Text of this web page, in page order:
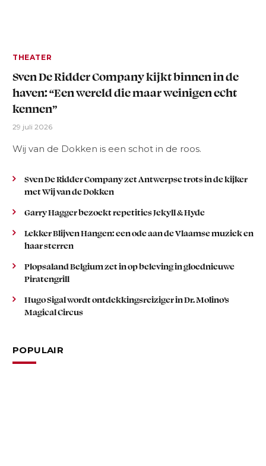
THEATER
Sven De Ridder Company kijkt binnen in de
haven: “Een wereld die maar weinigen echt
kennen”
29 juli 2026
Wij van de Dokken is een schot in de roos.
Sven De Ridder Company zet Antwerpse trots in de kijker
met Wij van de Dokken
Garry Hagger bezoekt repetities Jekyll & Hyde
Lekker Blijven Hangen: een ode aan de Vlaamse muziek en
haar sterren
Plopsaland Belgium zet in op beleving in gloednieuwe
Piratengrill
Hugo Sigal wordt ontdekkingsreiziger in Dr. Molino’s
Magical Circus
POPULAIR